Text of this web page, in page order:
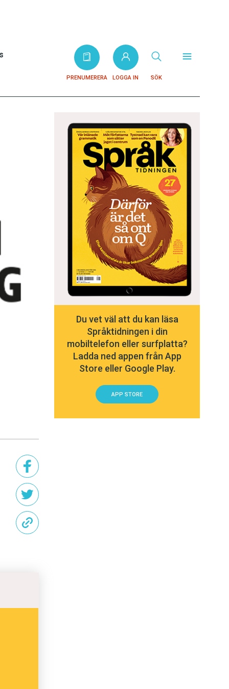
PRENUMERERA LOGGA IN SÖK
Du vet väl att du kan läsa
Språktidningen i din
mobiltelefon eller surfplatta?
Ladda ned appen från App
Store eller Google Play.
APP STORE